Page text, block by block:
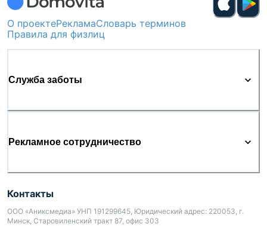
О проектеРекламаСловарь терминов
Правила для физлиц
Служба заботы
Рекламное сотрудничество
Контакты
ООО «Аниксмедиа» УНП 191299645, Юридический адрес: 220053, г.
Минск, Старовиленский тракт 87, офис 303